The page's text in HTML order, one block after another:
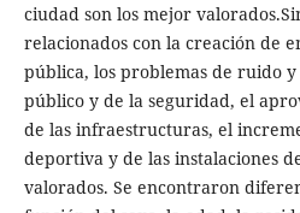
ciudad son los mejor
relacionados con la creación de
pública, los problemas de ruido
público y de la seguridad, el
de las infraestructuras, el
deportiva y de las instalaciones
valorados. Se encontraron